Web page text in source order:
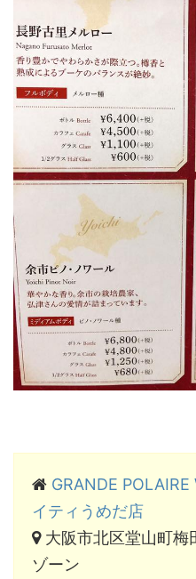
GRANDE
イティうめだ店
大阪市北区堂山町
ゾーン